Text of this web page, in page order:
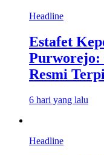
Headline
Estafet
Purworejo:
Resmi
6 hari yang lalu
Headline